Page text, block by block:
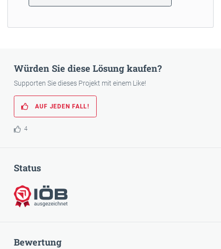
Würden Sie diese Lösung kaufen?
Supporten Sie dieses Projekt mit einem Like!
AUF JEDEN FALL!
4
Status
IÖB-ausgezeichnet
Bewertung